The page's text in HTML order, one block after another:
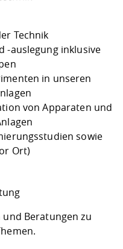
Digitales Lernen
Jobs, Praktika,
Lebenslagen
Angebote der
Lehren,
Weiterbilden im
Internationale
Formulare und
Kooperationen
Förderverein
Landbau/
Technik
-auslegung inklusive
in unseren
von Apparaten und
sowie
Ort)
Beratungen zu